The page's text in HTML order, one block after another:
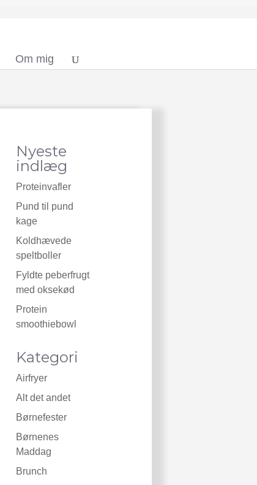
Om mig
Nyeste
indlæg
Proteinvafler
Pund til pund
kage
Koldhævede
speltboller
Fyldte peberfrugt
med oksekød
Protein
smoothiebowl
Kategori
Airfryer
Alt det andet
Børnefester
Børnenes
Maddag
Brunch